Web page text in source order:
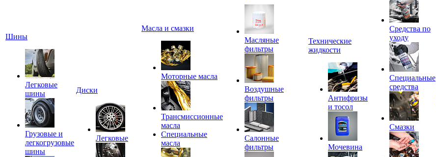
Шины
Легковые
шины
Грузовые и
легкогрузовые
шины
Диски
Легковые
Масла и смазки
Моторные масла
Трансмиссионные
масла
Специальные
масла
Масляные
фильтры
Воздушные
фильтры
Салонные
фильтры
Технические
жидкости
Антифризы
и тосол
Мочевина
Средства по
уходу
Специальные
средства
Смазки